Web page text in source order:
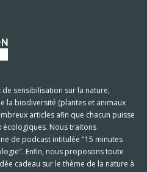
sensibilisation sur la nature,
la biodiversité (plantes et animaux
articles afin que chacun puisse
Nous traitons
de podcast intitulée "15 minutes
Enfin, nous proposons toute
cadeau sur le thème de la nature à